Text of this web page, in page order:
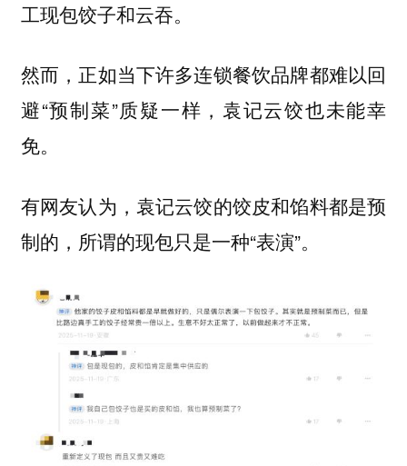
工现包饺子和云吞。
然而，正如当下许多连锁餐饮品牌都难以回
避“预制菜”质疑一样，袁记云饺也未能幸
免。
有网友认为，袁记云饺的饺皮和馅料都是预
制的，所谓的现包只是一种“表演”。